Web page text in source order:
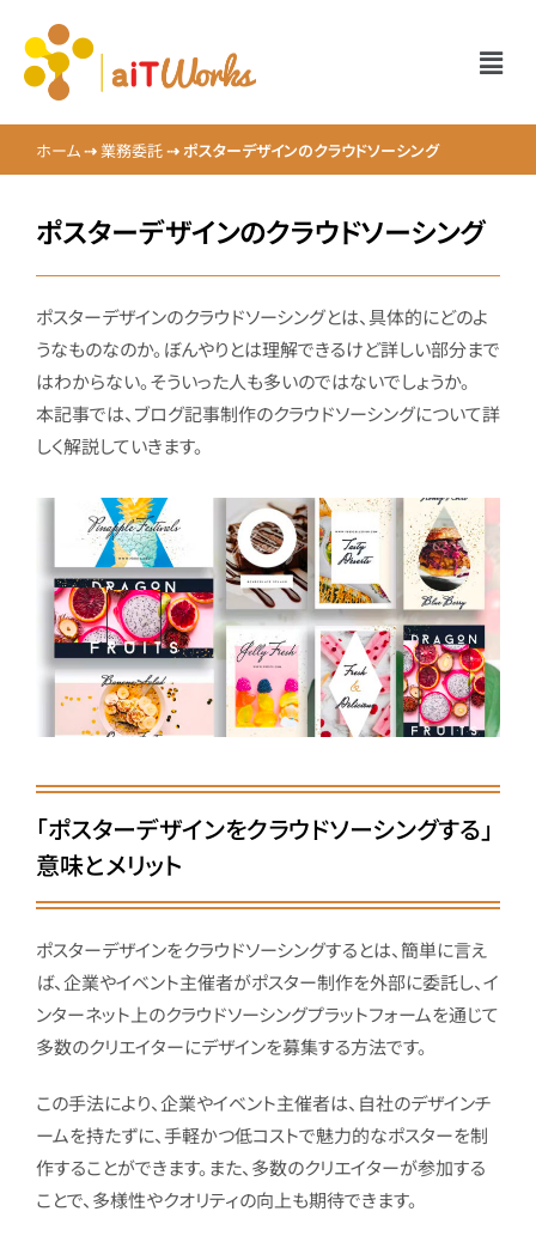
ホーム⇢業務委託⇢ ポスターデザインのクラウドソーシング
ポスターデザインのクラウドソーシング
ポスターデザインのクラウドソーシングとは、具体的にどのよ
うなものなのか。ぼんやりとは理解できるけど詳しい部分まで
はわからない。そういった人も多いのではないでしょうか。
本記事では、ブログ記事制作のクラウドソーシングについて詳
しく解説していきます。
「ポスターデザインをクラウドソーシングする」
意味とメリット
ポスターデザインをクラウドソーシングするとは、簡単に言え
ば、企業やイベント主催者がポスター制作を外部に委託し、イ
ンターネット上のクラウドソーシングプラットフォームを通じて
多数のクリエイターにデザインを募集する方法です。
この手法により、企業やイベント主催者は、自社のデザインチ
ームを持たずに、手軽かつ低コストで魅力的なポスターを制
作することができます。また、多数のクリエイターが参加する
ことで、多様性やクオリティの向上も期待できます。